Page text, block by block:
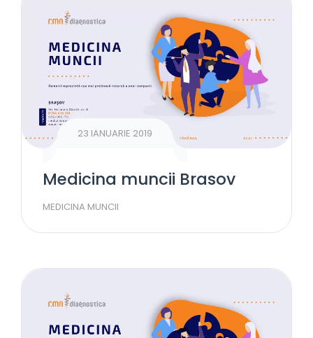
23 IANUARIE 2019
Medicina muncii Brasov
MEDICINA MUNCII